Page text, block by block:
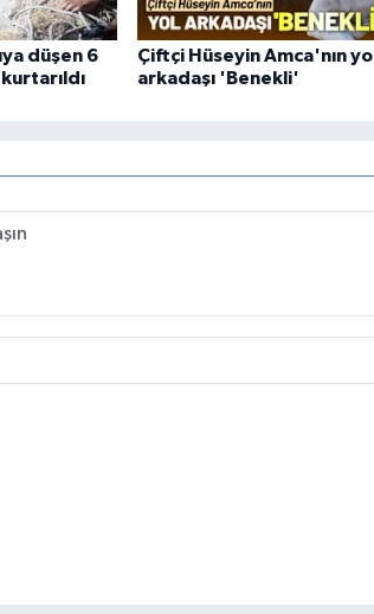
düşen 6
Çiftçi Hüseyin Amca'nın yol
arkadaşı 'Benekli'